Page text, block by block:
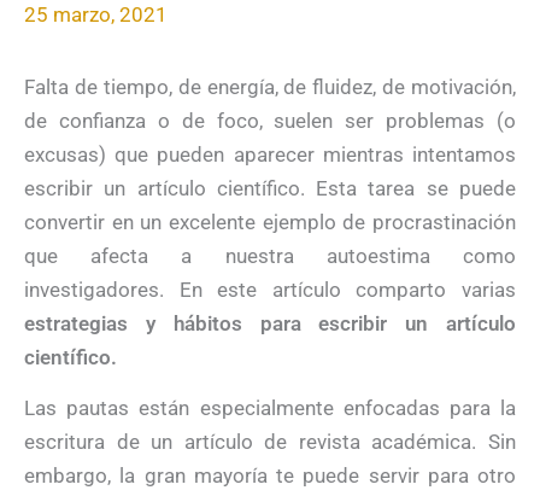
25 marzo, 2021
Falta de tiempo, de energía, de fluidez, de motivación,
de confianza o de foco, suelen ser problemas (o
excusas) que pueden aparecer mientras intentamos
escribir un artículo científico. Esta tarea se puede
convertir en un excelente ejemplo de procrastinación
que afecta a nuestra autoestima como
investigadores. En este artículo comparto varias
estrategias y hábitos para escribir un artículo
científico.
Las pautas están especialmente enfocadas para la
escritura de un artículo de revista académica. Sin
embargo, la gran mayoría te puede servir para otro